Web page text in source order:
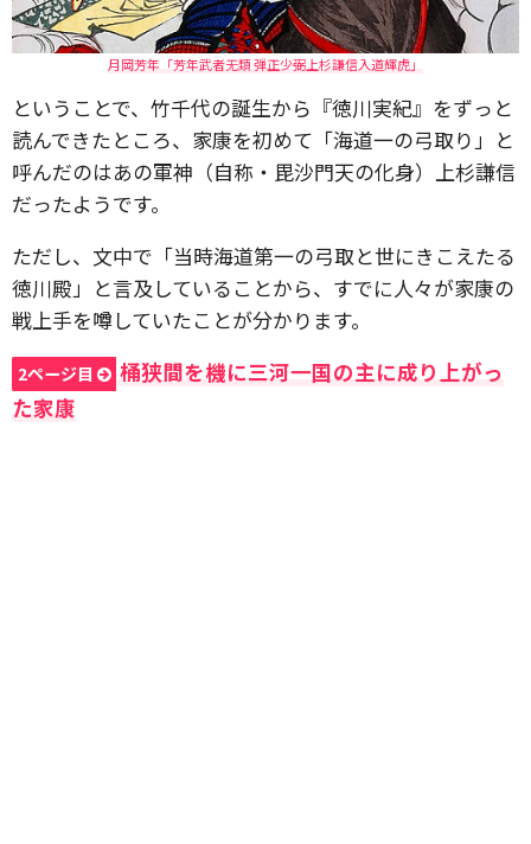
月岡芳年「芳年武者无類 弾正少弼上杉謙信入道輝虎」
ということで、竹千代の誕生から『徳川実紀』をずっと
読んできたところ、家康を初めて「海道一の弓取り」と
呼んだのはあの軍神（自称・毘沙門天の化身）上杉謙信
だったようです。
ただし、文中で「当時海道第一の弓取と世にきこえたる
徳川殿」と言及していることから、すでに人々が家康の
戦上手を噂していたことが分かります。
2ページ目
桶狭間を機に三河一国の主に成り上がっ
た家康